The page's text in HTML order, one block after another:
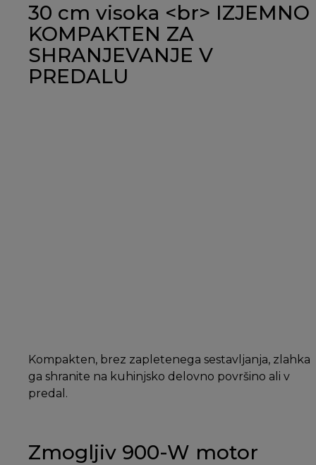
30 cm visoka <br> IZJEMNO
KOMPAKTEN ZA
SHRANJEVANJE V
PREDALU
Kompakten, brez zapletenega sestavljanja, zlahka
ga shranite na kuhinjsko delovno površino ali v
predal.
Zmogljiv 900-W motor